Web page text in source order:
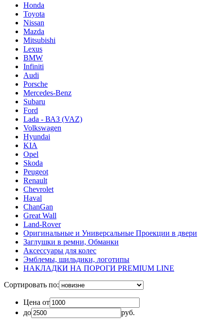
Honda
Toyota
Nissan
Mazda
Mitsubishi
Lexus
BMW
Infiniti
Audi
Porsche
Mercedes-Benz
Subaru
Ford
Lada - ВАЗ (VAZ)
Volkswagen
Hyundai
KIA
Opel
Skoda
Peugeot
Renault
Chevrolet
Haval
ChanGan
Great Wall
Land-Rover
Оригинальные и Универсальные Проекции в двери
Заглушки в ремни, Обманки
Аксессуары для колес
Эмблемы, шильдики, логотипы
НАКЛАДКИ НА ПОРОГИ PREMIUM LINE
Сортировать по:
Цена от
до
руб.